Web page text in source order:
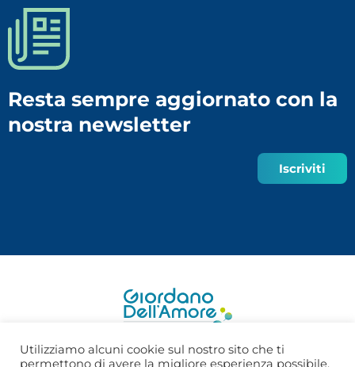
Resta sempre aggiornato con la
nostra newsletter
Iscriviti
Utilizziamo alcuni cookie sul nostro sito che ti
permettono di avere la migliore esperienza possibile,